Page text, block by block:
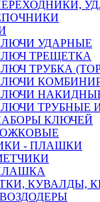
УДАРНЫЕ
ТРЕЩЕТКА
ТРУБКА
ТРУБНЫЕ
КЛЮЧЕЙ
- ПЛАШКИ
КУВАЛДЫ,